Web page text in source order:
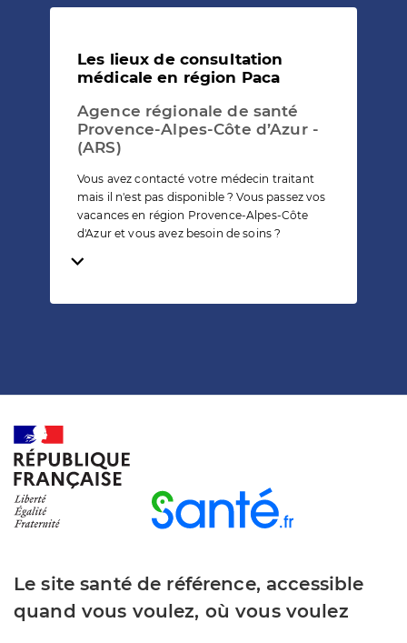
Les lieux de consultation
médicale en région Paca
Agence régionale de santé
Provence-Alpes-Côte d’Azur -
(ARS)
Vous avez contacté votre médecin traitant
mais il n'est pas disponible ? Vous passez vos
vacances en région Provence-Alpes-Côte
d'Azur et vous avez besoin de soins ?
Temps de lecture
Le site santé de référence, accessible
quand vous voulez, où vous voulez